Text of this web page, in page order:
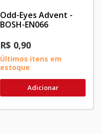
Odd-Eyes Advent -
BOSH-EN066
R$ 0,90
Últimos itens em
estoque
Adicionar